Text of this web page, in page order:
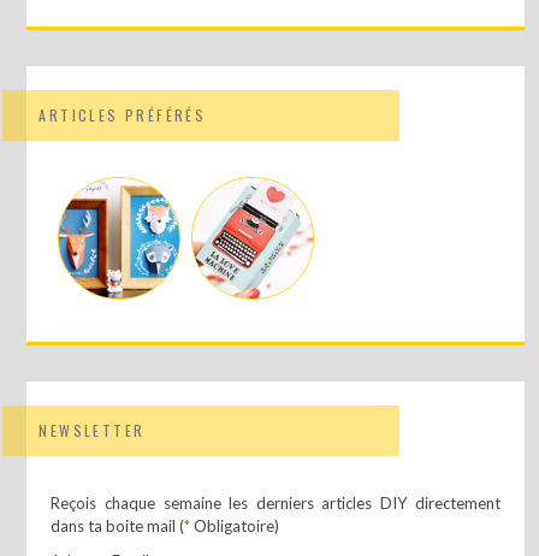
ARTICLES PRÉFÉRÉS
NEWSLETTER
Reçois chaque semaine les derniers articles DIY directement
dans ta boite mail (*Obligatoire)